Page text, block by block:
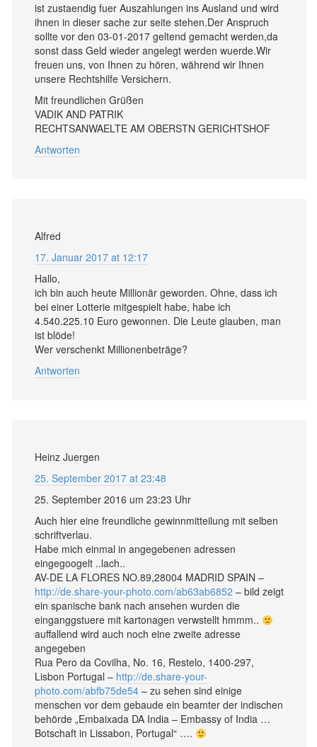
ist zustaendig fuer Auszahlungen ins Ausland und wird
ihnen in dieser sache zur seite stehen.Der Anspruch
sollte vor den 03-01-2017 geltend gemacht werden,da
sonst dass Geld wieder angelegt werden wuerde.Wir
freuen uns, von Ihnen zu hören, während wir Ihnen
unsere Rechtshilfe Versichern.
Mit freundlichen Grüßen
VADIK AND PATRIK
RECHTSANWAELTE AM OBERSTN GERICHTSHOF
Antworten
Alfred
17. Januar 2017 at 12:17
Hallo,
ich bin auch heute Millionär geworden. Ohne, dass ich
bei einer Lotterie mitgespielt habe, habe ich
4.540.225.10 Euro gewonnen. Die Leute glauben, man
ist blöde!
Wer verschenkt Millionenbeträge?
Antworten
Heinz Juergen
25. September 2017 at 23:48
25. September 2016 um 23:23 Uhr
Auch hier eine freundliche gewinnmitteilung mit selben
schriftverlau.
Habe mich einmal in angegebenen adressen
eingegoogelt ..lach..
AV-DE LA FLORES NO.89,28004 MADRID SPAIN –
http://de.share-your-photo.com/ab63ab6852 – bild zeigt
ein spanische bank nach ansehen wurden die
einganggstuere mit kartonagen verwstellt hmmm..
auffallend wird auch noch eine zweite adresse
angegeben
Rua Pero da Covilha, No. 16, Restelo, 1400-297,
Lisbon Portugal – http://de.share-your-
photo.com/abfb75de54 – zu sehen sind einige
menschen vor dem gebaude ein beamter der indischen
behörde „Embaixada DA India – Embassy of India …
Botschaft in Lissabon, Portugal“ ….